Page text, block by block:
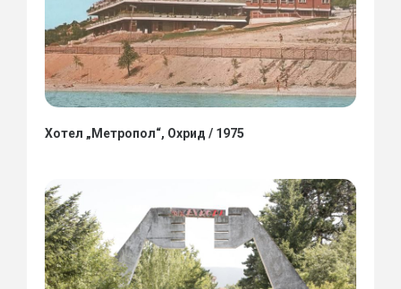
Хотел „Метропол“, Охрид / 1975